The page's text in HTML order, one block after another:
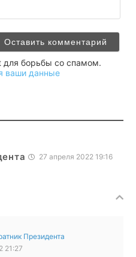
для борьбы со спамом.
ваши данные
27 апреля 2022 19:16
Президента
21:27